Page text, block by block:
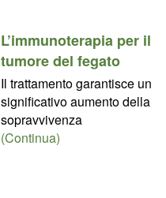
L’immunoterapia per il
tumore del fegato
Il trattamento garantisce un
significativo aumento della
sopravvivenza
(Continua)